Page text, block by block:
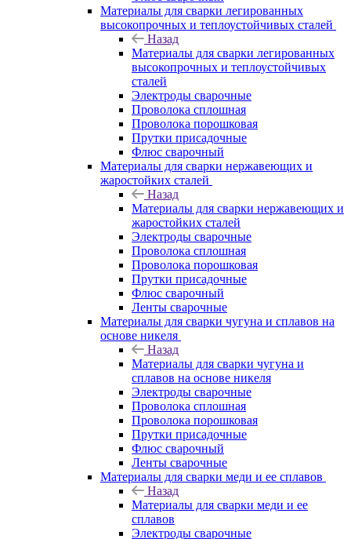
Материалы для сварки легированных
высокопрочных и теплоустойчивых сталей
Назад
Материалы для сварки легированных
высокопрочных и теплоустойчивых
сталей
Электроды сварочные
Проволока сплошная
Проволока порошковая
Прутки присадочные
Флюс сварочный
Материалы для сварки нержавеющих и
жаростойких сталей
Назад
Материалы для сварки нержавеющих и
жаростойких сталей
Электроды сварочные
Проволока сплошная
Проволока порошковая
Прутки присадочные
Флюс сварочный
Ленты сварочные
Материалы для сварки чугуна и сплавов на
основе никеля
Назад
Материалы для сварки чугуна и
сплавов на основе никеля
Электроды сварочные
Проволока сплошная
Проволока порошковая
Прутки присадочные
Флюс сварочный
Ленты сварочные
Материалы для сварки меди и ее сплавов
Назад
Материалы для сварки меди и ее
сплавов
Электроды сварочные